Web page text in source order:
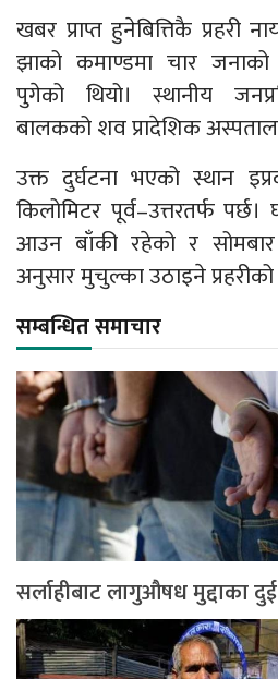
खबर प्राप्त हुनेबित्तिकै प्रहरी
झाको कमाण्डमा चार जनाको
पुगेको थियो। स्थानीय
बालकको शव प्रादेशिक
उक्त दुर्घटना भएको स्थान
किलोमिटर पूर्व–उत्तरतर्फ
आउन बाँकी रहेको र सोमबार
अनुसार मुचुल्का उठाइने
सम्बन्धित समाचार
सर्लाहीबाट लागुऔषध मुद्दाका दुई